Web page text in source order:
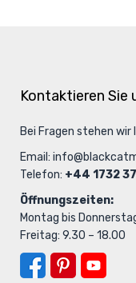
Kontaktieren Sie
Bei Fragen stehen wir
Email:
Telefon: +44 1732
Öffnungszeiten:
Montag bis
Freitag: 9.30 – 18.00